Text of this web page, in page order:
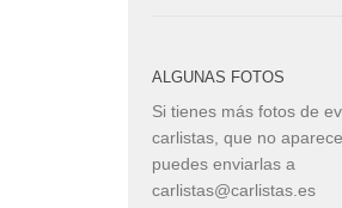
ALGUNAS FOTOS
Si tienes más fotos de
carlistas, que no
puedes enviarlas a
carlistas@carlistas.es